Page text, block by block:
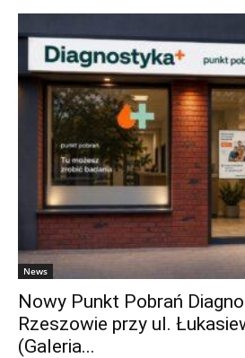
News
Nowy Punkt Pobrań
Rzeszowie przy ul.
(Galeria...